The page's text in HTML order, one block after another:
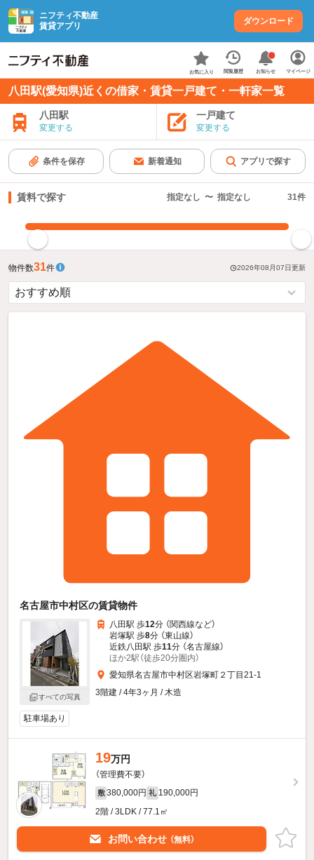
ニフティ不動産
賃貸アプリ
ダウンロード
お気に入り 閲覧履歴 お知らせ マイページ
八田駅(愛知県)近くの借家・賃貸一戸建て・一軒家一覧
八田駅
変更する
一戸建て
変更する
条件を保存 新着通知 アプリで探す
賃料で探す 指定なし 〜 指定なし 31件
物件数31件 2026年08月07日更新
名古屋市中村区の賃貸物件
すべての写真
八田駅 歩12分 （関西線など）
岩塚駅 歩8分 （東山線）
近鉄八田駅 歩11分 （名古屋線）
ほか2駅（徒歩20分圏内）
愛知県名古屋市中村区岩塚町２丁目21-1
3階建 / 4年3ヶ月 / 木造
駐車場あり
19万円
（管理費不要）
敷 380,000円 礼 190,000円
2階 / 3LDK / 77.1㎡
お問い合わせ （無料）